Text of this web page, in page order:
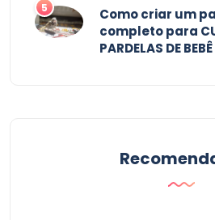
5
Como criar um
completo para
PARDELAS DE BEBÊ